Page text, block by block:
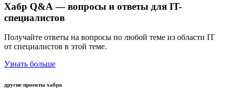
Хабр Q&A — вопросы и ответы для IT-
специалистов
Получайте ответы на вопросы по любой теме из области IT
от специалистов в этой теме.
Узнать больше
другие проекты хабра